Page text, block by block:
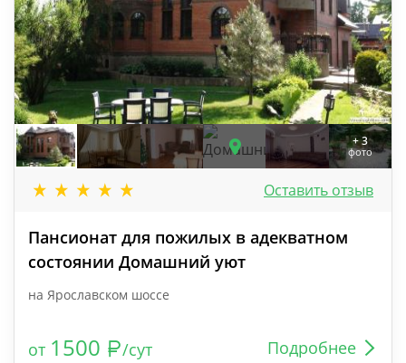
+ 3
фото
Оставить отзыв
Пансионат для пожилых в адекватном
состоянии Домашний уют
на Ярославском шоссе
от 1500 /сут Подробнее